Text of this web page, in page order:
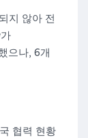
지 않아 전
으나, 6개
협력 현황